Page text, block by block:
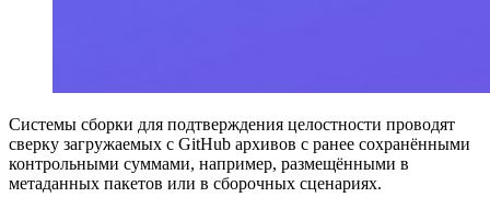
Системы сборки для подтверждения целостности проводят
сверку загружаемых с GitHub архивов с ранее сохранёнными
контрольными суммами, например, размещёнными в
метаданных пакетов или в сборочных сценариях.